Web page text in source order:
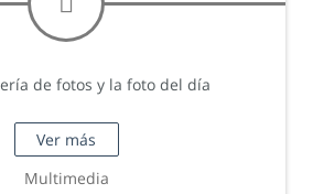
de fotos y la foto del día
Ver más
Multimedia